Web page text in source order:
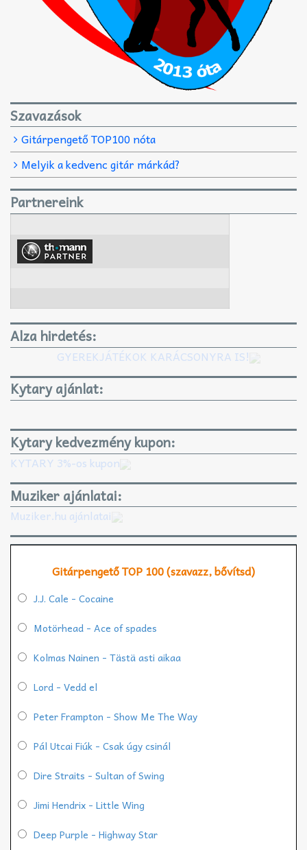
Szavazások
Gitárpengető TOP100 nóta
Melyik a kedvenc gitár márkád?
Partnereink
Alza hirdetés:
GYEREKJÁTÉKOK KARÁCSONYRA IS!
Kytary ajánlat:
Kytary kedvezmény kupon:
KYTARY 3%-os kupon
Muziker ajánlatai:
Muziker.hu ajánlatai
Gitárpengető TOP 100 (szavazz, bővítsd)
J.J. Cale - Cocaine
Motörhead - Ace of spades
Kolmas Nainen - Tästä asti aikaa
Lord - Vedd el
Peter Frampton - Show Me The Way
Pál Utcai Fiúk - Csak úgy csinál
Dire Straits - Sultan of Swing
Jimi Hendrix - Little Wing
Deep Purple - Highway Star